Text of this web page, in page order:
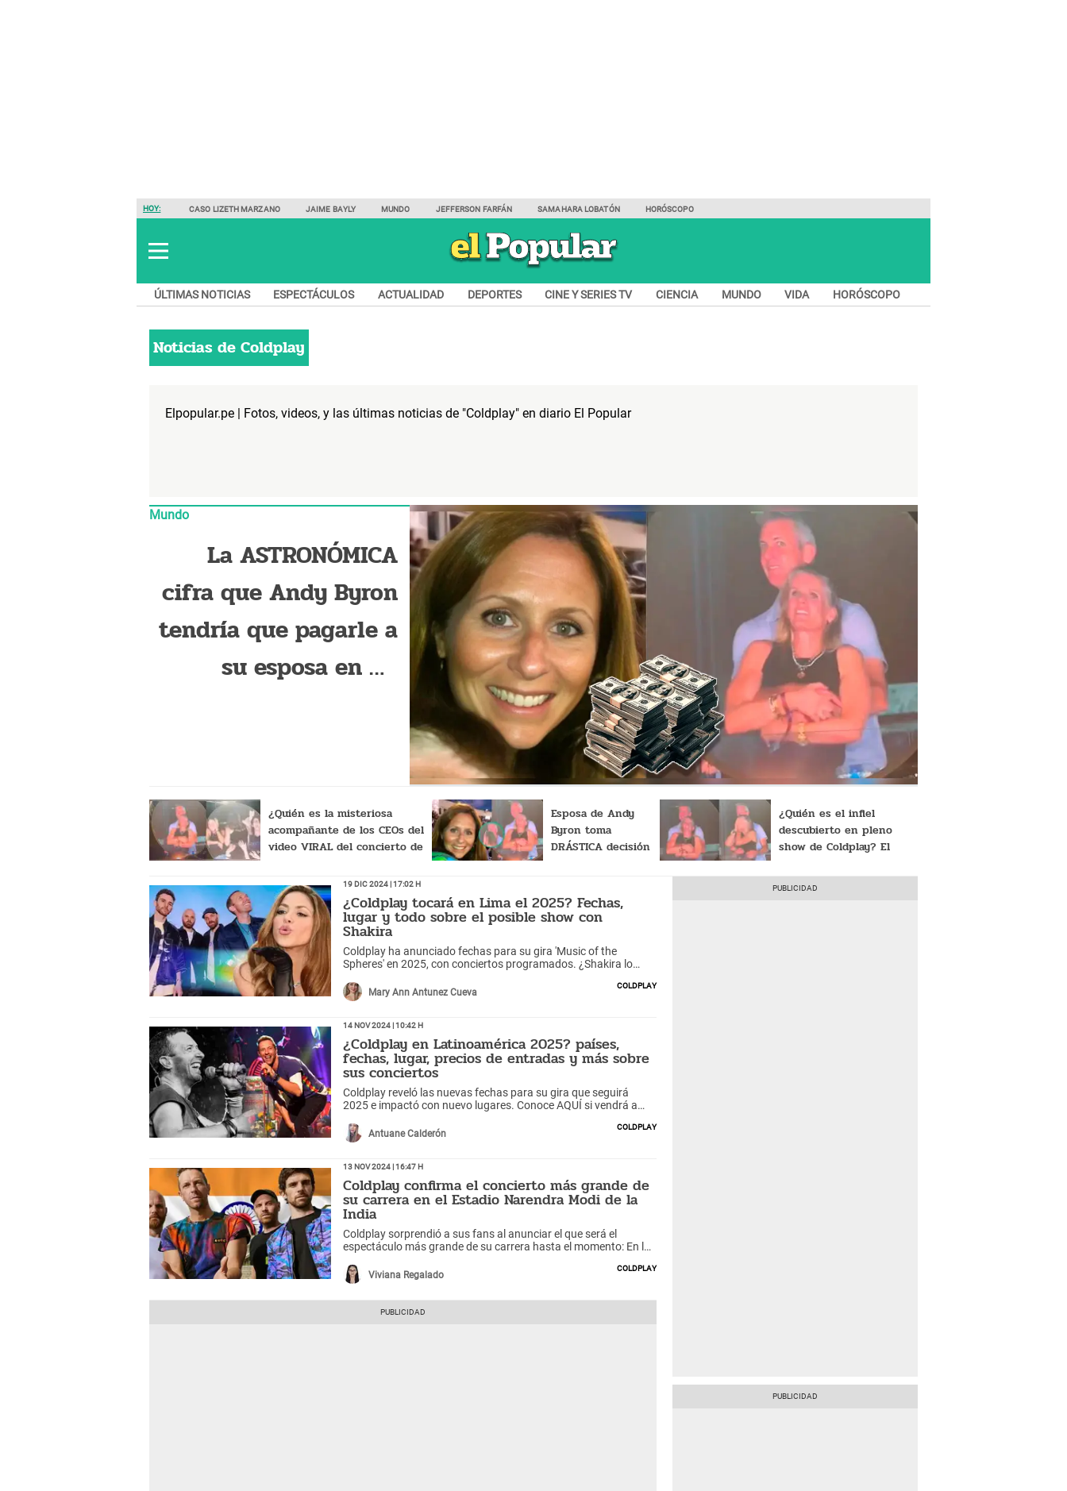
HOY: CASO LIZETH MARZANO JAIME BAYLY MUNDO JEFFERSON FARFÁN SAMAHARA LOBATÓN HORÓSCOPO
ÚLTIMAS NOTICIAS ESPECTÁCULOS ACTUALIDAD DEPORTES CINE Y SERIES TV CIENCIA MUNDO VIDA HORÓSCOPO
Noticias deColdplay
Elpopular.pe | Fotos, videos, y las últimas noticias de "Coldplay" en diario El Popular
Mundo
La ASTRONÓMICA
cifra que Andy Byron
tendría que pagarle a
su esposa en un
¿Quién es la misteriosa
acompañante de los CEOs del
video VIRAL del concierto de
Esposa de Andy
Byron toma
DRÁSTICA decisión
Coldplay
¿Quién es el infiel
descubierto en pleno
show de Coldplay? El
compromete al CEO Andy
Byron
19 Dic 2024 | 17:02 h
¿Coldplay tocará en Lima el 2025? Fechas,
lugar y todo sobre el posible show con
Shakira
Coldplay ha anunciado fechas para su gira 'Music of the
Spheres' en 2025, con conciertos programados. ¿Shakira lo
Mary Ann Antunez Cueva
Coldplay
14 Nov 2024 | 10:42 h
¿Coldplay en Latinoamérica 2025? países,
fechas, lugar, precios de entradas y más sobre
sus conciertos
Coldplay reveló las nuevas fechas para su gira que seguirá
2025 e impactó con nuevo lugares. Conoce AQUÍ si vendrá a
Antuane Calderón
Coldplay
13 Nov 2024 | 16:47 h
Coldplay confirma el concierto más grande de
su carrera en el Estadio Narendra Modi de la
India
Coldplay sorprendió a sus fans al anunciar el que será el
espectáculo más grande de su carrera hasta el momento: En la
Viviana Regalado
Coldplay